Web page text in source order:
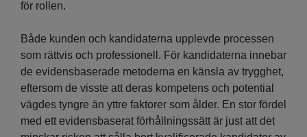
för rollen.
Både kunden och kandidaterna upplevde processen
som rättvis och professionell. För kandidaterna innebar
de evidensbaserade metoderna en känsla av trygghet,
eftersom de visste att deras kompetens och potential
vägdes tyngre än yttre faktorer som ålder. En stor fördel
med ett evidensbaserat förhållningssätt är just att det